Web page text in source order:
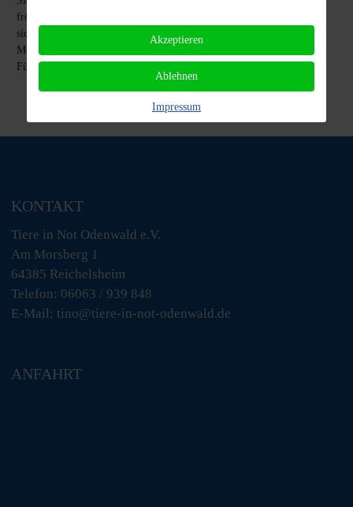
fröhliche, clevere und liebenswerte Hündin, die genau weiß, wie sie
sich im Zusammenleben mit anderen Hunden behauptet. Sie sucht
Menschen, die sie so annehmen, wie sie ist, und bereit sind, ihr die
Fürsorge und Aufmerksamkeit zu schenken, die sie braucht.
KONTAKT
Tiere in Not Odenwald e.V.
Am Morsberg 1
64385 Reichelsheim
Telefon: 06063 / 939 848
E-Mail: tino@tiere-in-not-odenwald.de
ANFAHRT
Akzeptieren
Ablehnen
Impressum